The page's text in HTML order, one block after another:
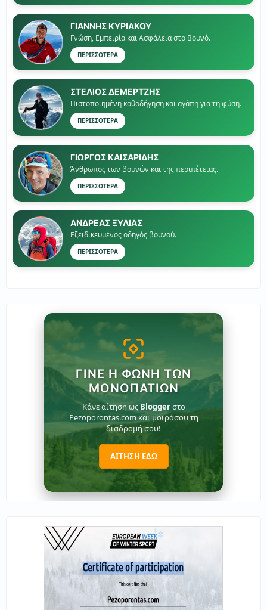
ΓΙΑΝΝΗΣ ΚΥΡΙΑΚΟΥ
Γνώση, Εμπειρία και Ασφάλεια στο Βουνό.
ΠΕΡΙΣΣΟΤΕΡΑ
ΣΤΕΛΙΟΣ ΔΕΜΕΡΤΖΗΣ
Πιστοποιημένη καθοδήγηση και αγάπη για τη φύση.
ΠΕΡΙΣΣΟΤΕΡΑ
ΓΙΏΡΓΟΣ ΚΑΙΣΑΡΙΔΗΣ
Άνθρωπος των βουνών και της περιπέτειας.
ΠΕΡΙΣΣΟΤΕΡΑ
ΑΝΔΡΕΑΣ ΞΥΛΙΑΣ
Εξειδικευμένος οδηγός βουνού.
ΠΕΡΙΣΣΟΤΕΡΑ
ΓΊΝΕ Η ΦΩΝΉ ΤΩΝ
ΜΟΝΟΠΑΤΙΏΝ
Κάνε αίτηση ως Bloggerστο
Pezoporontas.com και μοιράσου τη
διαδρομή σου!
ΑΙΤΗΣΗ ΕΔΩ